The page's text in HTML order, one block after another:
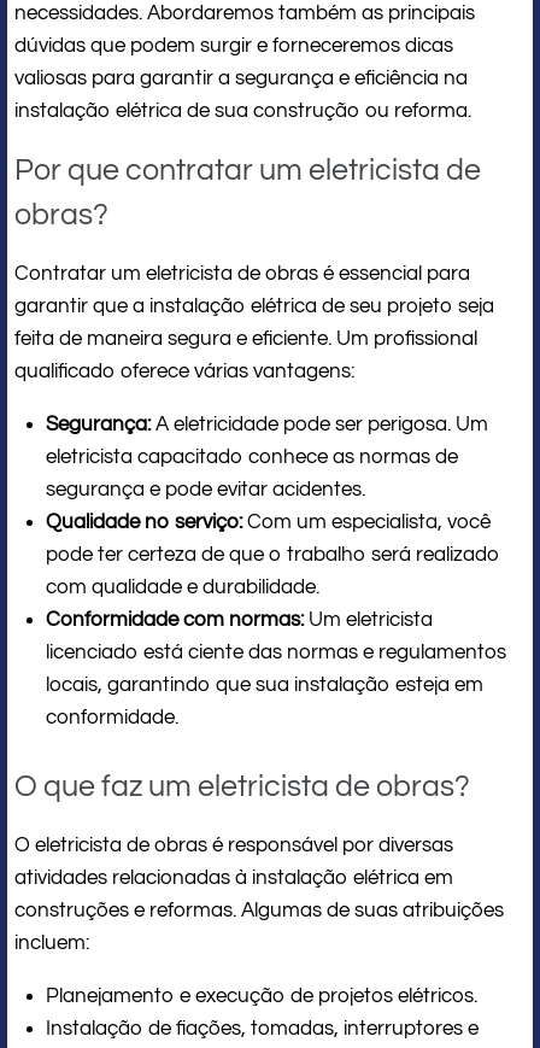
necessidades. Abordaremos também as principais
dúvidas que podem surgir e forneceremos dicas
valiosas para garantir a segurança e eficiência na
instalação elétrica de sua construção ou reforma.
Por que contratar um eletricista de
obras?
Contratar um eletricista de obras é essencial para
garantir que a instalação elétrica de seu projeto seja
feita de maneira segura e eficiente. Um profissional
qualificado oferece várias vantagens:
Segurança:A eletricidade pode ser perigosa. Um
eletricista capacitado conhece as normas de
segurança e pode evitar acidentes.
Qualidade no serviço:Com um especialista, você
pode ter certeza de que o trabalho será realizado
com qualidade e durabilidade.
Conformidade com normas:Um eletricista
licenciado está ciente das normas e regulamentos
locais, garantindo que sua instalação esteja em
conformidade.
O que faz um eletricista de obras?
O eletricista de obras é responsável por diversas
atividades relacionadas à instalação elétrica em
construções e reformas. Algumas de suas atribuições
incluem:
Planejamento e execução de projetos elétricos.
Instalação de fiações, tomadas, interruptores e